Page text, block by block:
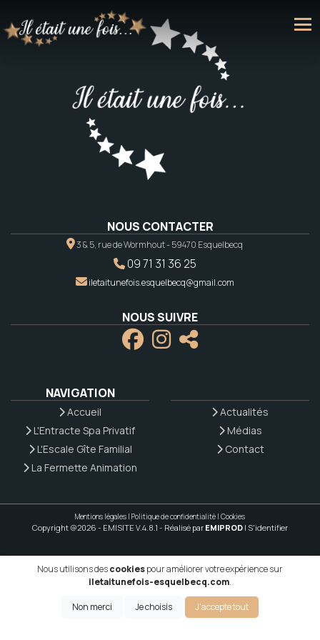
NOUS CONTACTER
3 & 5, rue de Wormhout - 59470 Esquelbecq
09 71 31 36 25
iletaitunefois.esquelbecq@gmail.com
NOUS SUIVRE
NAVIGATION
Accueil
L'Entracte Spa Privatif
L'Escale Gîte Familial
La Fermette Animation
Actualités
Médias
Contact
Mentions légales | Politique de confidentialité | Cookies
Copyright @2026 - EMISITE V.4.8.1 - Réalisé par EMIPROD | S'identifier
Nous utilisons descookiespour améliorer votre expérience sur
iletaitunefois-esquelbecq.com.
Non merci Je choisis J'accepte tout